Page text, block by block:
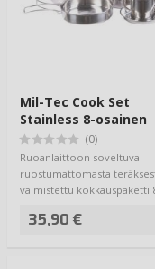
Mil-Tec Cook Set
Stainless 8-osainen
(0)
Ruoanlaittoon soveltuva
ruostumattomasta
valmistettu kokkauspaketti
35,90 €